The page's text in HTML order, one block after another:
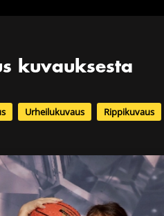
kuvauksesta
Urheilukuvaus Rippikuvaus